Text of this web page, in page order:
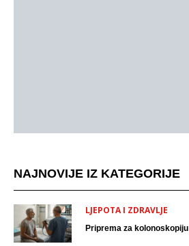
NAJNOVIJE IZ KATEGORIJE
LJEPOTA I ZDRAVLJE
Priprema za kolonoskopiju